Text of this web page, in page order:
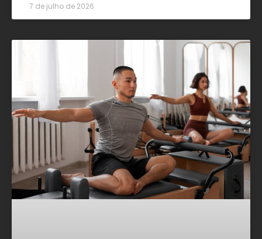
7 de julho de 2026